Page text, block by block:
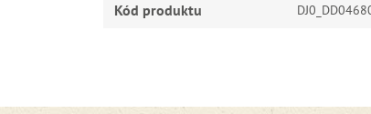
Kód produktu